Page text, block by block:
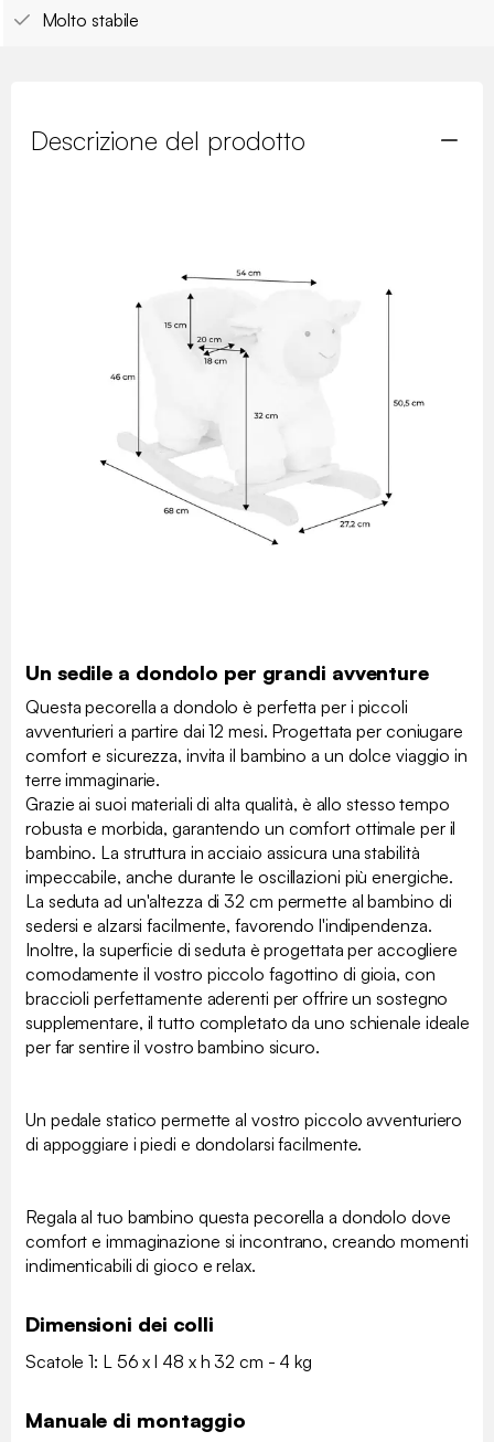
Molto stabile
Descrizione del prodotto
Un sedile a dondolo per grandi avventure
Questa pecorella a dondolo è perfetta per i piccoli
avventurieri a partire dai 12 mesi. Progettata per coniugare
comfort e sicurezza, invita il bambino a un dolce viaggio in
terre immaginarie.
Grazie ai suoi materiali di alta qualità, è allo stesso tempo
robusta e morbida, garantendo un comfort ottimale per il
bambino. La struttura in acciaio assicura una stabilità
impeccabile, anche durante le oscillazioni più energiche.
La seduta ad un'altezza di 32 cm permette al bambino di
sedersi e alzarsi facilmente, favorendo l'indipendenza.
Inoltre, la superficie di seduta è progettata per accogliere
comodamente il vostro piccolo fagottino di gioia, con
braccioli perfettamente aderenti per offrire un sostegno
supplementare, il tutto completato da uno schienale ideale
per far sentire il vostro bambino sicuro.
Un pedale statico permette al vostro piccolo avventuriero
di appoggiare i piedi e dondolarsi facilmente.
Regala al tuo bambino questa pecorella a dondolo dove
comfort e immaginazione si incontrano, creando momenti
indimenticabili di gioco e relax.
Dimensioni dei colli
Scatole 1: L 56 x l 48 x h 32 cm - 4 kg
Manuale di montaggio